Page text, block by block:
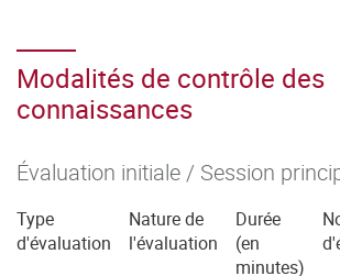
Modalités de contrôle des
connaissances
Évaluation initiale / Session
Type
d'évaluation
Nature de
l'évaluation
Durée
(en
minutes)